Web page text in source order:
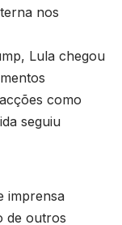
nos
Lula chegou
como
seguiu
imprensa
de outros